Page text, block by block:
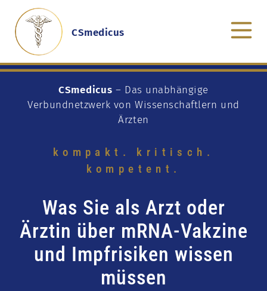
CSmedicus
CSmedicus – Das unabhängige
Verbundnetzwerk von Wissenschaftlern und
Ärzten
kompakt. kritisch.
kompetent.
Was Sie als Arzt oder
Ärztin über mRNA-Vakzine
und Impfrisiken wissen
müssen